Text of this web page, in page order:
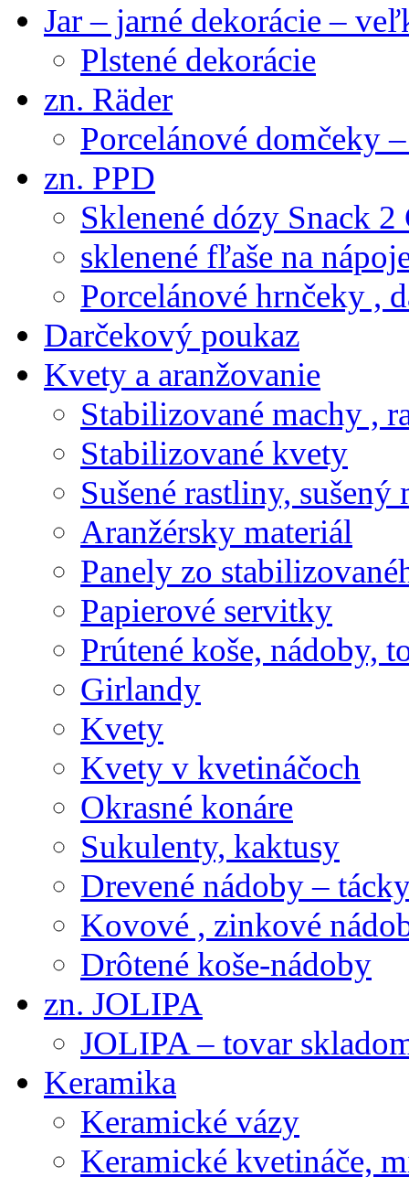
Jar – jarné dekorácie –
Plstené dekorácie
zn. Räder
Porcelánové domčeky
zn. PPD
Sklenené dózy Snack 2
sklenené fľaše na
Porcelánové hrnčeky ,
Darčekový poukaz
Kvety a aranžovanie
Stabilizované machy ,
Stabilizované kvety
Sušené rastliny,
Aranžérsky materiál
Panely zo
Papierové servitky
Prútené koše, nádoby,
Girlandy
Kvety
Kvety v kvetináčoch
Okrasné konáre
Sukulenty, kaktusy
Drevené nádoby –
Kovové , zinkové
Drôtené koše-nádoby
zn. JOLIPA
JOLIPA – tovar
Keramika
Keramické vázy
Keramické kvetináče,